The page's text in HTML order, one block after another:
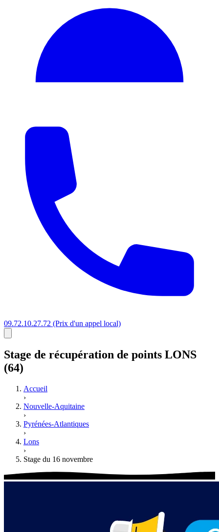
09.72.10.27.72 (Prix d'un appel local)
Stage de récupération de points LONS
(64)
Accueil
›
Nouvelle-Aquitaine
›
Pyrénées-Atlantiques
›
Lons
›
Stage du 16 novembre